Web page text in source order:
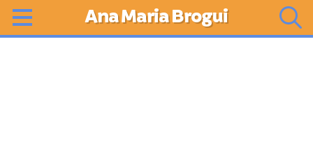
Ana Maria Brogui